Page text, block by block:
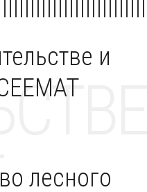
и
лесного